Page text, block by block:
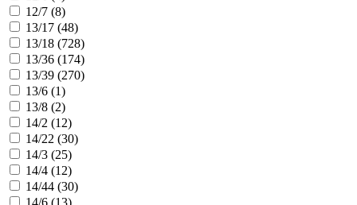
12/7 (8)
13/17 (48)
13/18 (728)
13/36 (174)
13/39 (270)
13/6 (1)
13/8 (2)
14/2 (12)
14/22 (30)
14/3 (25)
14/4 (12)
14/44 (30)
14/6 (13)